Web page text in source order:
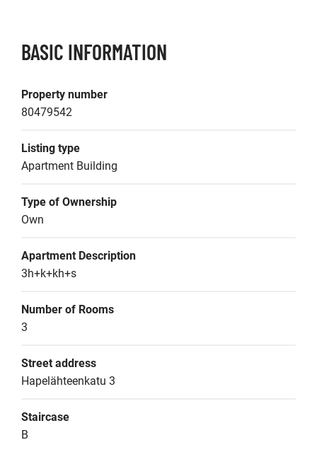
BASIC INFORMATION
Property number
80479542
Listing type
Apartment Building
Type of Ownership
Own
Apartment Description
3h+k+kh+s
Number of Rooms
3
Street address
Hapelähteenkatu 3
Staircase
B